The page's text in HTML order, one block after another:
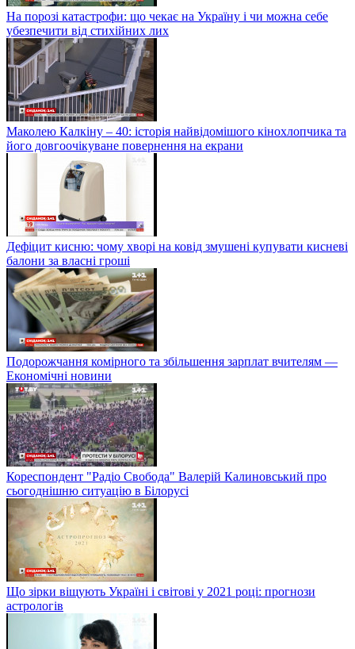
На порозі катастрофи: що чекає на Україну і чи можна себе
убезпечити від стихійних лих
Маколею Калкіну – 40: історія найвідомішого кінохлопчика та
його довгоочікуване повернення на екрани
Дефіцит кисню: чому хворі на ковід змушені купувати кисневі
балони за власні гроші
Подорожчання комірного та збільшення зарплат вчителям —
Економічні новини
Кореспондент "Радіо Свобода" Валерій Калиновський про
сьогоднішню ситуацію в Білорусі
Що зірки віщують Україні і світові у 2021 році: прогнози
астрологів